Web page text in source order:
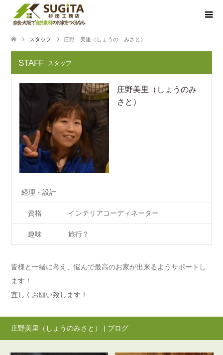
スタッフ 庄野 美里（しょうの みさと）
STAFF スタッフ
庄野美里（しょうのみ
さと）
経理・設計
資格 インテリアコーディネーター
趣味 旅行？
皆様と一緒に考え、悩んで最高のお家が出来るようサポートし
ます！
宜しくお願い致します！
庄野美里（しょうのみさと） | ブログ